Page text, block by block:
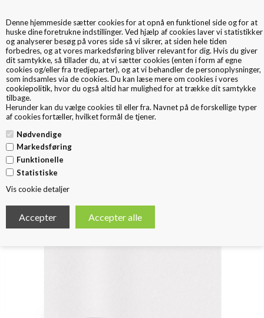
Denne hjemmeside sætter cookies for at opnå en funktionel side og for at
huske dine foretrukne indstillinger. Ved hjælp af cookies laver vi statistikker
og analyserer besøg på vores side så vi sikrer, at siden hele tiden
forbedres, og at vores markedsføring bliver relevant for dig. Hvis du giver
dit samtykke, så tillader du, at vi sætter cookies (enten i form af egne
cookies og/eller fra tredjeparter), og at vi behandler de personoplysninger,
som indsamles via de cookies. Du kan læse mere om cookies i vores
cookiepolitik, hvor du også altid har mulighed for at trække dit samtykke
tilbage.
Herunder kan du vælge cookies til eller fra. Navnet på de forskellige typer
af cookies fortæller, hvilket formål de tjener.
Nødvendige
Markedsføring
Funktionelle
Statistiske
Vis cookie detaljer
0
< Tilbage
Silkepapir Hvid 240 ark.